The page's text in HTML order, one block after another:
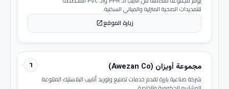
للتمديدات الصحية المنزلية والمباني السكنية.
زيارة الموقعopen_in_new
٦ مجموعة أويزان (Awezan Co)
شركة صناعية بارزة تقدم خدمات تصنيع وتوريد أنابيب البلاستيك المتنوعة